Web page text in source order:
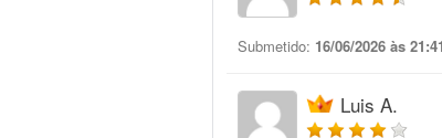
Submetido: 16/06/2026 às 21:41
Luis A.